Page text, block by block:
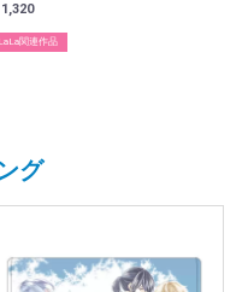
1,320
LaLa関連作品
グ